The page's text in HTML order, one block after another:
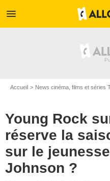
menu
Accueil News cinéma, films et séries
Young Rock
réserve la
sur le
Johnson ?